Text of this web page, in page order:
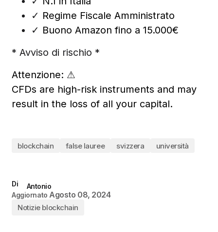
✓ Regime Fiscale Amministrato
✓ Buono Amazon fino a 15.000€
* Avviso di rischio *
Attenzione: ⚠
CFDs are high-risk instruments and may
result in the loss of all your capital.
blockchain false lauree svizzera università
Di
Antonio
Aggiornato Agosto 08, 2024
Notizie blockchain